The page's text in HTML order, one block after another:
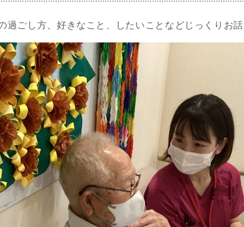
過ごし方、好きなこと、したいことなどじっくりお話